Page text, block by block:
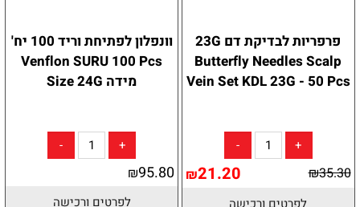
פרפריות לבדיקת דם 23G
Butterfly Needles Scalp
Vein Set KDL 23G - 50 Pcs
₪35.30
₪21.20
וונפלון לפתיחת וריד 100 יח'
Venflon SURU 100 Pcs
מידה Size 24G
₪95.80
לפרטים ורכישה